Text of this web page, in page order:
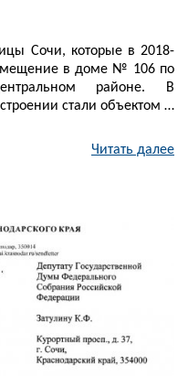
Сочи, которые в 2018-
в доме № 106 по
районе. В
стали объектом …
Читать далее